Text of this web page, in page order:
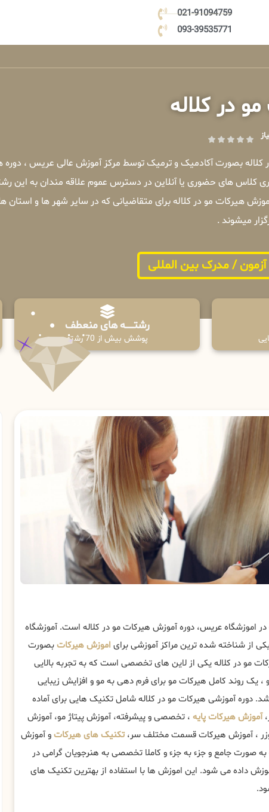
021-91094759
093-39535771
در کلاله
کلاله بصورت آکادمیک و ترمیک توسط مرکز آموزش عالی عریس ،
کلاس های حضوری یا آنلاین در دسترس عموم علاقه مندان به این
هیرکات مو در کلاله برای متقاضیانی که در سایر شهر ها و
آزمون / مدرک بین المللی
رشتـــــــه های منعطف
پوشش بیش از 70 رشته
اموزشگاه عریس، دوره آموزش هیرکات مو در کلاله است. آموزشگاه
از شناخته شده ترین مراکز آموزشی برای اموزش هیرکاتبصورت
مو در کلاله یکی از لاین های تخصصی است که به تجربه بالایی
، یک روند کامل هیرکات مو برای فرم دهی به مو و افزایش زیبایی
دوره آموزشی هیرکات مو در کلاله شامل تکنیک هایی برای آماده
آموزش هیرکات پایه ، تخصصی و پیشرفته، آموزش پیتاژ مو، آموزش
، آموزش هیرکات قسمت مختلف سر،تکنیک های هیرکاتو آموزش
صورت جامع و جزء به جزء و کاملا تخصصی به هنرجویان گرامی در
داده می شود. این اموزش ها با استفاده از بهترین تکنیک های